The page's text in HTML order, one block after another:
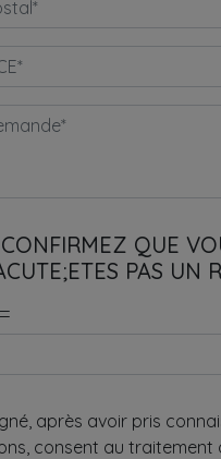
CONFIRMEZ QUE
PAS UN
=
après avoir pris
consent au traitement